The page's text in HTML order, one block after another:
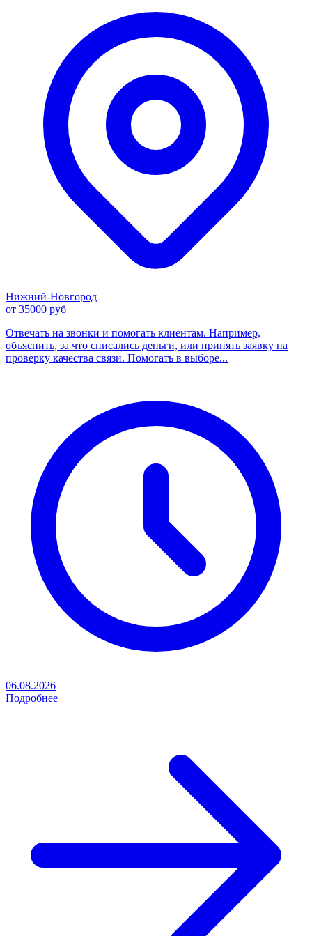
Нижний-Новгород
от 35000 руб
Отвечать на звонки и помогать клиентам. Например,
объяснить, за что списались деньги, или принять заявку на
проверку качества связи. Помогать в выборе...
06.08.2026
Подробнее